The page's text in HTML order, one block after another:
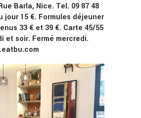
Barla, Nice. Tel. 09 87 48
jour 15 €. Formules déjeuner
33 € et 39 €. Carte 45/55
et soir. Fermé mercredi.